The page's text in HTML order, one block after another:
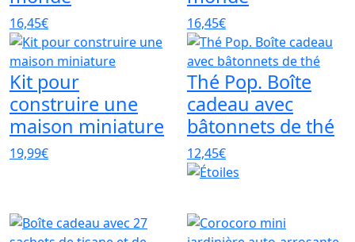
16,45€ 16,45€
Kit pour
construire une
maison miniature
19,99€
Thé Pop. Boîte
cadeau avec
bâtonnets de thé
12,45€